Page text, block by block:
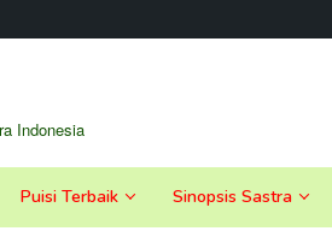
Indonesia
Puisi Terbaik Sinopsis Sastra